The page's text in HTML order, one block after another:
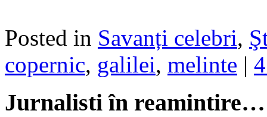
Posted in Savanți celebri,
copernic, galilei, melinte |
Jurnalisti în reamintire…